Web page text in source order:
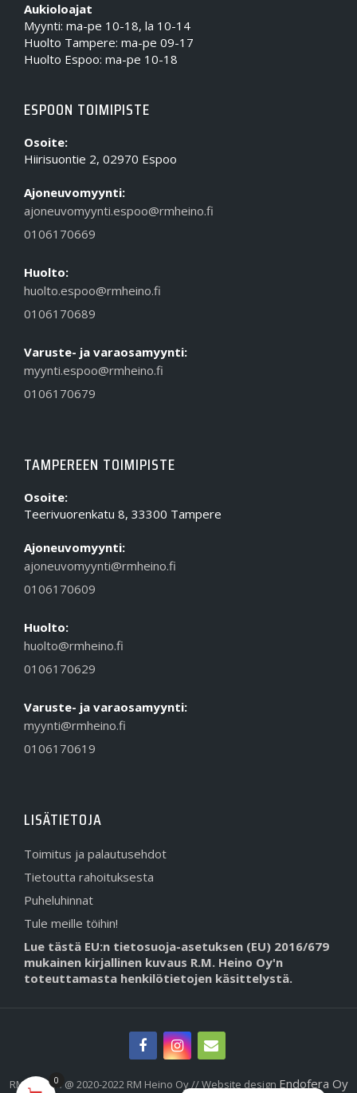
Aukioloajat
Myynti: ma-pe 10-18, la 10-14
Huolto Tampere: ma-pe 09-17
Huolto Espoo: ma-pe 10-18
ESPOON TOIMIPISTE
Osoite:
Hiirisuontie 2, 02970 Espoo
Ajoneuvomyynti:
ajoneuvomyynti.espoo@rmheino.fi
0106170669
Huolto:
huolto.espoo@rmheino.fi
0106170689
Varuste- ja varaosamyynti:
myynti.espoo@rmheino.fi
0106170679
TAMPEREEN TOIMIPISTE
Osoite:
Teerivuorenkatu 8, 33300 Tampere
Ajoneuvomyynti:
ajoneuvomyynti@rmheino.fi
0106170609
Huolto:
huolto@rmheino.fi
0106170629
Varuste- ja varaosamyynti:
myynti@rmheino.fi
0106170619
LISÄTIETOJA
Toimitus ja palautusehdot
Tietoutta rahoituksesta
Puheluhinnat
Tule meille töihin!
Lue tästä EU:n tietosuoja-asetuksen (EU) 2016/679
mukainen kirjallinen kuvaus R.M. Heino Oy'n
toteuttamasta henkilötietojen käsittelystä.
RMHeino.fi @ 2020-2022 RM Heino Oy // Website design Endofera Oy
0